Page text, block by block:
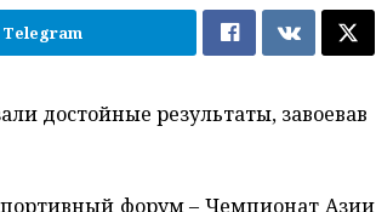
Telegram
достойные результаты, завоевав
форум – Чемпионат Азии